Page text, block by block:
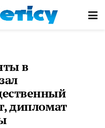
в
дипломат